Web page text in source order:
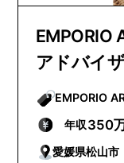
EMPORIO
アドバイ
年収350
愛媛県松山市